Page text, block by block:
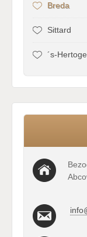
Breda
Sittard
´s-